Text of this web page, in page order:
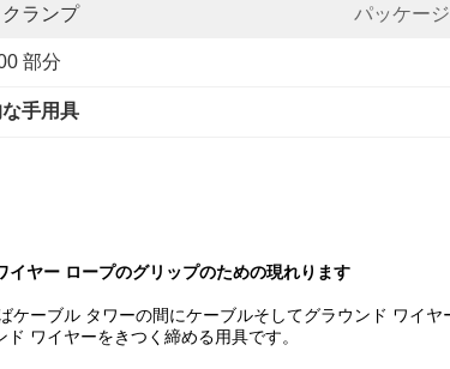
ランプ パッケー
部分
手用具
ヤー ロープのグリップのための現れります
ーブル タワーの間にケーブルそしてグラウンド ワイヤ
ワイヤーをきつく締める用具です。